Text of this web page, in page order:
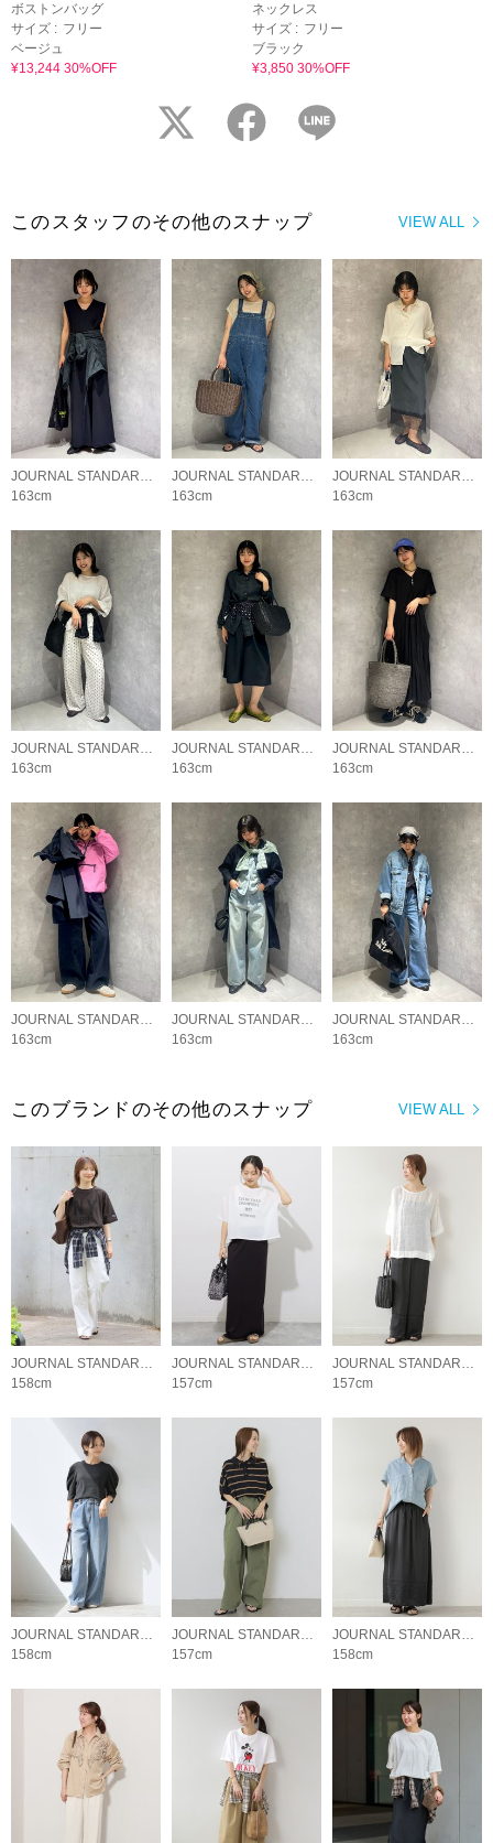
ボストンバッグ
サイズ : フリー
ベージュ
¥13,244 30%OFF
ネックレス
サイズ : フリー
ブラック
¥3,850 30%OFF
twitter facebook
VIEW ALL
このスタッフのその他のスナップ
JOURNAL STANDARD relume LADYS
163cm
JOURNAL STANDARD relume LADYS
163cm
JOURNAL STANDARD relume LADYS
163cm
163cm
163cm
163cm
163cm
163cm
163cm
VIEW ALL
このブランドのその他のスナップ
JOURNAL STANDARD relume LADYS
158cm
JOURNAL STANDARD relume LADYS
157cm
JOURNAL STANDARD relume LADYS
157cm
JOURNAL STANDARD relume LADYS
158cm
JOURNAL STANDARD relume LADYS
157cm
JOURNAL STANDARD relume LADYS
158cm